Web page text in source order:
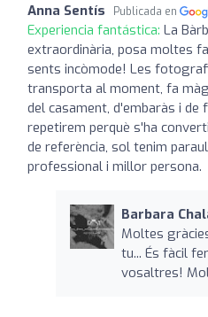
Anna Sentís Publicada en
Experiencia fantástica: La
extraordinària, posa moltes
sents incòmode! Les
transporta al moment, fa
del casament, d'embaràs i de
repetirem perquè s'ha
de referència, sol tenim
professional i millor persona.
Barbara
Moltes
tu... És fàcil
vosaltres!